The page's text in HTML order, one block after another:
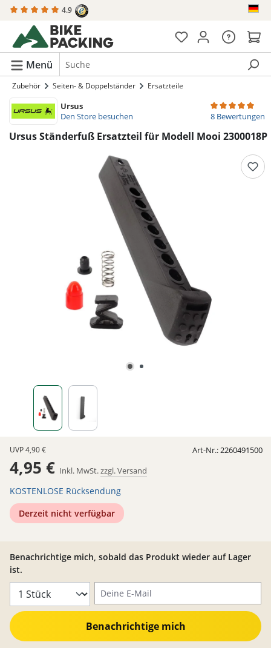
springen 4.9
Menü
Zubehör Seiten- & Doppelständer Ersatzteile
Ursus
Den Store besuchen
Ursus Ständerfuß Ersatzteil für Modell Mooi 2300018P
8 Bewertungen
UVP4,90 €
4,95 € Inkl. MwSt.zzgl. Versand
KOSTENLOSE Rücksendung
Derzeit nicht verfügbar
Benachrichtige mich, sobald das Produkt wieder auf Lager
ist.
Benachrichtige mich
Art-Nr.:2260491500